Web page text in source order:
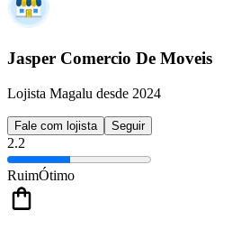
Jasper Comercio De Moveis
Lojista Magalu desde 2024
Fale com lojista Seguir
2.2
RuimÓtimo